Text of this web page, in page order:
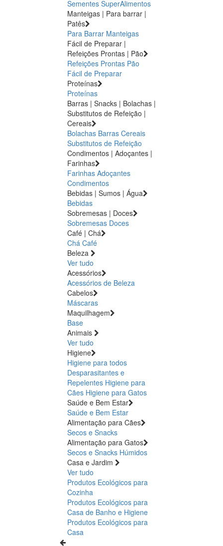
Sementes SuperAlimentos
Manteigas | Para barrar |
Patês
Para Barrar Manteigas
Fácil de Preparar |
Refeições Prontas | Pão
Refeições Prontas Pão
Fácil de Preparar
Proteínas
Proteínas
Barras | Snacks | Bolachas |
Substitutos de Refeição |
Cereais
Bolachas Barras Cereais
Substitutos de Refeição
Condimentos | Adoçantes |
Farinhas
Farinhas Adoçantes
Condimentos
Bebidas | Sumos | Água
Bebidas
Sobremesas | Doces
Sobremesas Doces
Café | Chá
Chá Café
Beleza
Ver tudo
Acessórios
Acessórios de Beleza
Cabelos
Máscaras
Maquilhagem
Base
Animais
Ver tudo
Higiene
Higiene para todos
Desparasitantes e
Repelentes Higiene para
Cães Higiene para Gatos
Saúde e Bem Estar
Saúde e Bem Estar
Alimentação para Cães
Secos e Snacks
Alimentação para Gatos
Secos e Snacks Húmidos
Casa e Jardim
Ver tudo
Produtos Ecológicos para
Cozinha
Produtos Ecológicos para
Casa de Banho e Higiene
Produtos Ecológicos para
Casa